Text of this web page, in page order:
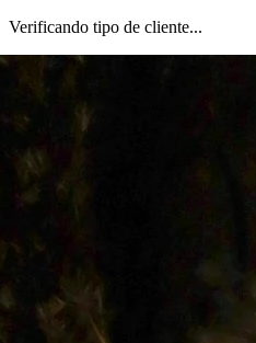
Verificando tipo de cliente...